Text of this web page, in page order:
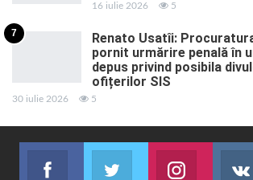
16 iulie 2026 5
7
Renato Usatîi:
pornit urmărire penală în
depus privind posibila
ofițerilor SIS
30 iulie 2026 5
Facebook Twitter